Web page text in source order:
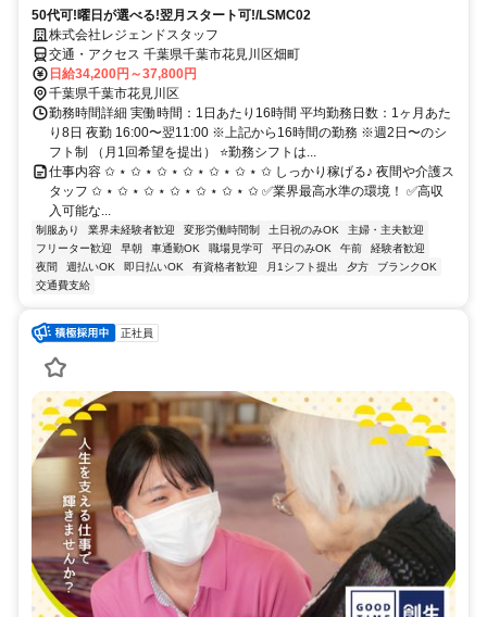
50代可!曜日が選べる!翌月スタート可!/LSMC02
株式会社レジェンドスタッフ
交通・アクセス 千葉県千葉市花見川区畑町
日給34,200円～37,800円
千葉県千葉市花見川区
勤務時間詳細 実働時間：1日あたり16時間 平均勤務日数：1ヶ月あた
り8日 夜勤 16:00〜翌11:00 ※上記から16時間の勤務 ※週2日〜のシ
フト制 （月1回希望を提出） ⭐勤務シフトは...
仕事内容 ✩ ⋆ ✩ ⋆ ✩ ⋆ ✩ ⋆ ✩ ⋆ ✩ ⋆ ✩ しっかり稼げる♪ 夜間や介護ス
タッフ ✩ ⋆ ✩ ⋆ ✩ ⋆ ✩ ⋆ ✩ ⋆ ✩ ⋆ ✩ ✅業界最高水準の環境！ ✅高収
入可能な...
制服あり 業界未経験者歓迎 変形労働時間制 土日祝のみOK
主婦・主夫歓迎
フリーター歓迎
早朝 車通勤OK 職場見学可 平日のみOK 午前
経験者歓迎
夜間
週払いOK 即日払いOK 有資格者歓迎 月1シフト提出 夕方
ブランクOK
交通費支給
正社員